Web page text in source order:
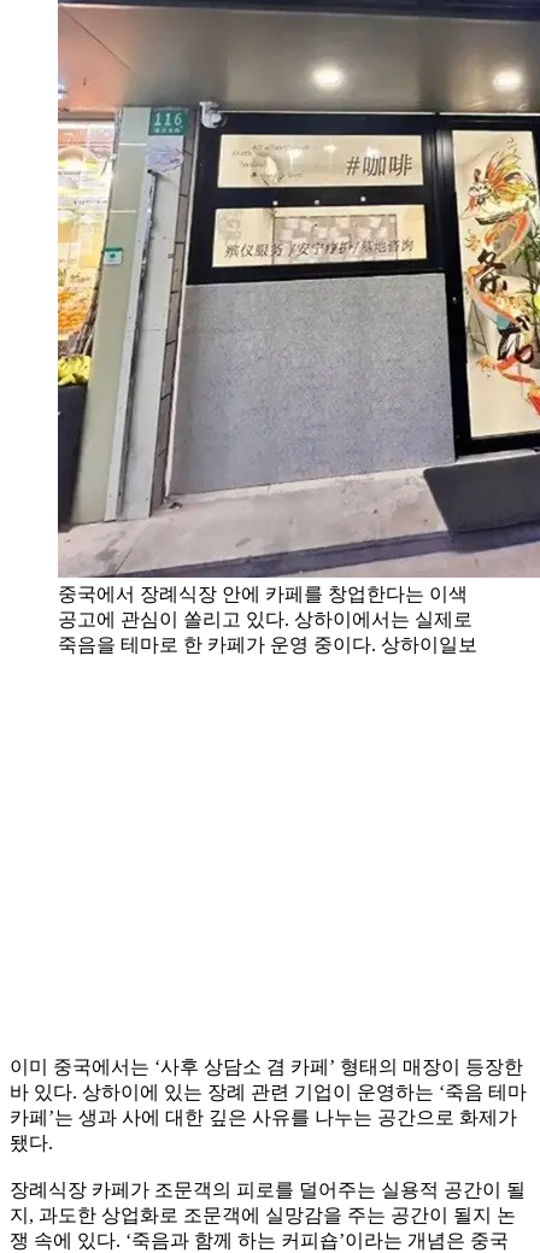
중국에서 장례식장 안에 카페를 창업한다는 이색
공고에 관심이 쏠리고 있다. 상하이에서는 실제로
죽음을 테마로 한 카페가 운영 중이다. 상하이일보
이미 중국에서는 ‘사후 상담소 겸 카페’ 형태의 매장이 등장한
바 있다. 상하이에 있는 장례 관련 기업이 운영하는 ‘죽음 테마
카페’는 생과 사에 대한 깊은 사유를 나누는 공간으로 화제가
됐다.
장례식장 카페가 조문객의 피로를 덜어주는 실용적 공간이 될
지, 과도한 상업화로 조문객에 실망감을 주는 공간이 될지 논
쟁 속에 있다. ‘죽음과 함께 하는 커피숍’이라는 개념은 중국